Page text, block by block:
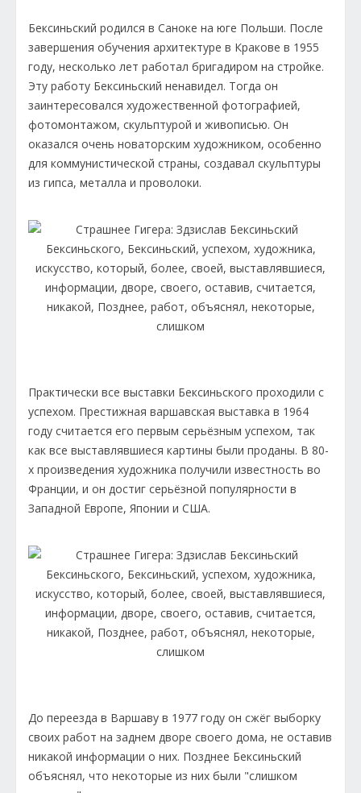
Бексиньский родился в Саноке на юге Польши. После
завершения обучения архитектуре в Кракове в 1955
году, несколько лет работал бригадиром на стройке.
Эту работу Бексиньский ненавидел. Тогда он
заинтересовался художественной фотографией,
фотомонтажом, скульптурой и живописью. Он
оказался очень новаторским художником, особенно
для коммунистической страны, создавал скульптуры
из гипса, металла и проволоки.
Практически все выставки Бексиньского проходили с
успехом. Престижная варшавская выставка в 1964
году считается его первым серьёзным успехом, так
как все выставлявшиеся картины были проданы. В 80-
х произведения художника получили известность во
Франции, и он достиг серьёзной популярности в
Западной Европе, Японии и США.
До переезда в Варшаву в 1977 году он сжёг выборку
своих работ на заднем дворе своего дома, не оставив
никакой информации о них. Позднее Бексиньский
объяснял, что некоторые из них были "слишком